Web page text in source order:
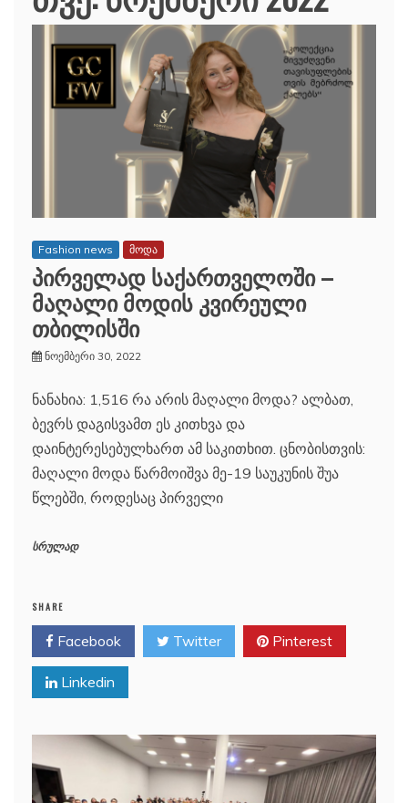
Fashion news მოდა
პირველად საქართველოში –
მაღალი მოდის კვირეული
თბილისში
ნოემბერი 30, 2022
ნანახია: 1,516 რა არის მაღალი მოდა? ალბათ,
ბევრს დაგისვამთ ეს კითხვა და
დაინტერესებულხართ ამ საკითხით. ცნობისთვის:
მაღალი მოდა წარმოიშვა მე-19 საუკუნის შუა
წლებში, როდესაც პირველი
სრულად
SHARE
Facebook Twitter Pinterest
Linkedin